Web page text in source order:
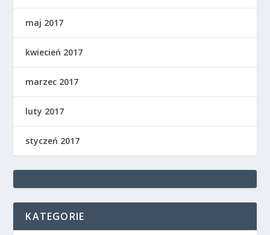
maj 2017
kwiecień 2017
marzec 2017
luty 2017
styczeń 2017
KATEGORIE